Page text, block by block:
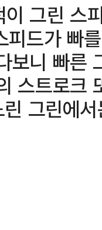
그린 스
피드가 빠
보니 빠른
스트로크
그린에